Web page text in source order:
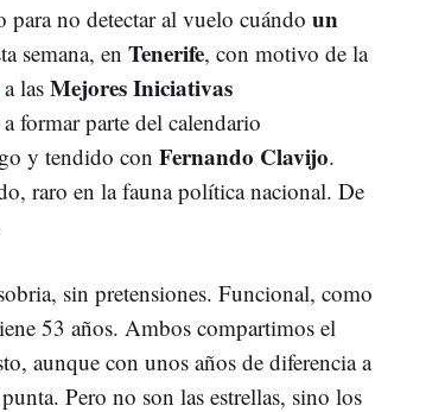
para no detectar al vuelo cuándo un
semana, en Tenerife, con motivo de la
a las Mejores Iniciativas
formar parte del calendario
y tendido con Fernando Clavijo.
raro en la fauna política nacional. De
sin pretensiones. Funcional, como
53 años. Ambos compartimos el
aunque con unos años de diferencia a
Pero no son las estrellas, sino los